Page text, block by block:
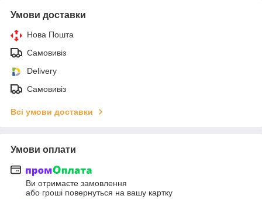
Умови доставки
Нова Пошта
Самовивіз
Delivery
Самовивіз
Всі умови доставки
Умови оплати
Ви отримаєте замовлення
або гроші повернуться на вашу картку